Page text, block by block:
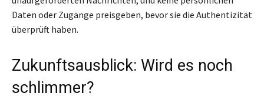
Daten oder Zugänge preisgeben, bevor sie die Authentizität
überprüft haben.
Zukunftsausblick: Wird es noch
schlimmer?